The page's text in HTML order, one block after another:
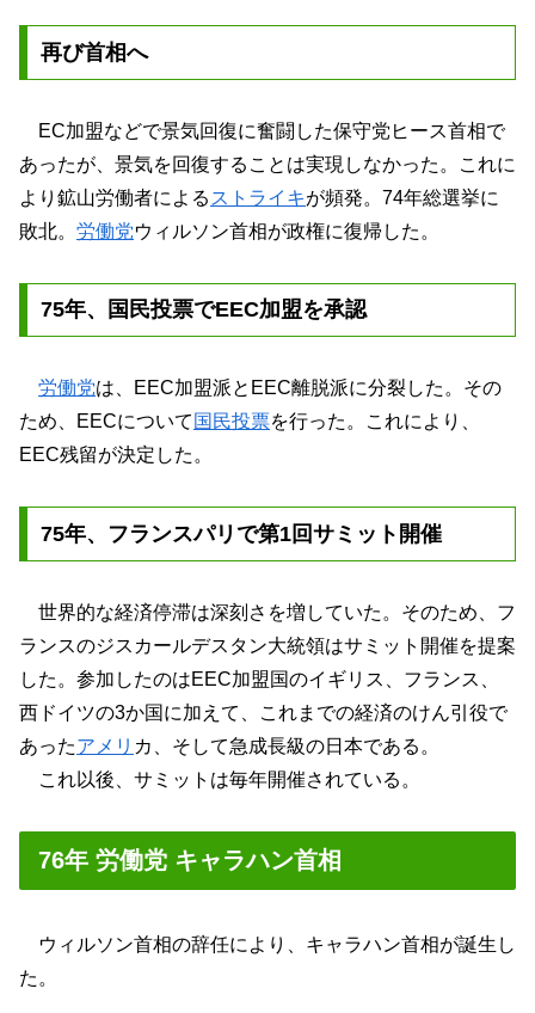
再び首相へ
EC加盟などで景気回復に奮闘した保守党ヒース首相で
あったが、景気を回復することは実現しなかった。これに
より鉱山労働者による ストライキが頻発。74年総選挙に
敗北。 労働党ウィルソン首相が政権に復帰した。
75年、国民投票でEEC加盟を承認
労働党は、EEC加盟派とEEC離脱派に分裂した。その
ため、EECについて 国民投票を行った。これにより、
EEC残留が決定した。
75年、フランスパリで第1回サミット開催
世界的な経済停滞は深刻さを増していた。そのため、フ
ランスのジスカールデスタン大統領はサミット開催を提案
した。参加したのはEEC加盟国のイギリス、フランス、
西ドイツの3か国に加えて、これまでの経済のけん引役で
あったアメリ カ、そして急成長級の日本である。
これ以後、サミットは毎年開催されている。
76年 労働党 キャラハン首相
ウィルソン首相の辞任により、キャラハン首相が誕生し
た。